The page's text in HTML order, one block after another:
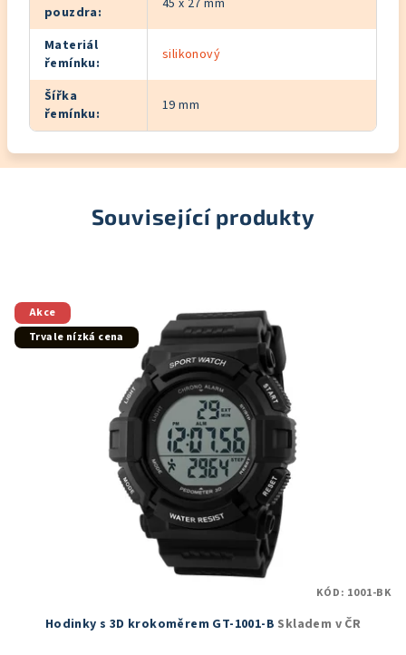
pouzdra: 45 x 27 mm
Materiál
řemínku: silikonový
Šířka
řemínku: 19 mm
Související produkty
Akce
Trvale nízká cena
Hodinky s 3D krokoměrem GT-1001-B Skladem v ČR
KÓD: 1001-BK